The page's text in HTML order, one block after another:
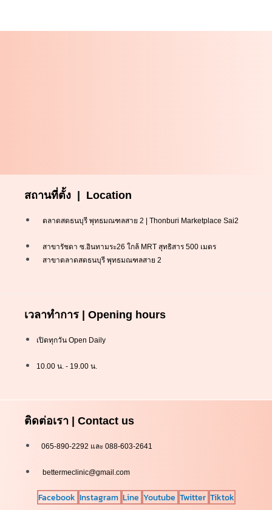
สถานที่ตั้ง | Location
ตลาดสดธนบุรี พุทธมณฑลสาย 2 | Thonburi Marketplace Sai2
สาขารัชดา ซ.อินทามระ26 ใกล้ MRT สุทธิสาร 500 เมตร
สาขาตลาดสดธนบุรี พุทธมณฑลสาย 2
เวลาทำการ | Opening hours
เปิดทุกวัน Open Daily
10.00 น. - 19.00 น.
ติดต่อเรา | Contact us
065-890-2292 และ 088-603-2641
bettermeclinic@gmail.com
Facebook Instagram Line Youtube Twitter Tiktok